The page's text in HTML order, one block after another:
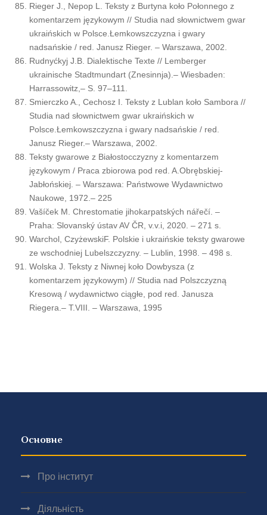
Rieger J., Nepop L. Teksty z Burtyna koło Połonnego z
komentarzem językowym // Studia nad słownictwem gwar
ukraińskich w Polsce.Łemkowszczyzna i gwary
nadsańskie / red. Janusz Rieger. – Warszawa, 2002.
Rudnyćkyj J.B. Dialektische Texte // Lemberger
ukrainische Stadtmundart (Znesinnja).– Wiesbaden:
Harrassowitz,– S. 97–111.
Smierczko A., Cechosz I. Teksty z Lublan koło Sambora //
Studia nad słownictwem gwar ukraińskich w
Polsce.Łemkowszczyzna i gwary nadsańskie / red.
Janusz Rieger.– Warszawa, 2002.
Teksty gwarowe z Białostocczyzny z komentarzem
językowym / Praca zbiorowa pod red. A.Obrębskiej-
Jabłońskiej. – Warszawa: Państwowe Wydawnictwo
Naukowe, 1972.– 225
Vašíček M. Chrestomatie jihokarpatských nářečí. –
Praha: Slovanský ústav AV ČR, v.v.i, 2020. – 271 s.
Warchol, CzyżewskiF. Polskie i ukraińskie teksty gwarowe
ze wschodniej Lubelszczyzny. – Lublin, 1998. – 498 s.
Wolska J. Teksty z Niwnej koło Dowbysza (z
komentarzem językowym) // Studia nad Polszczyzną
Kresową / wydawnictwo ciągłe, pod red. Janusza
Riegera.– T.VIII. – Warszawa, 1995
Основне
Про інститут
Діяльність